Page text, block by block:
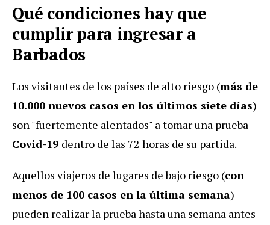
Qué condiciones hay que
cumplir para ingresar a
Barbados
Los visitantes de los países de alto riesgo (más de
10.000 nuevos casos en los últimos siete días)
son "fuertemente alentados" a tomar una prueba
Covid-19 dentro de las 72 horas de su partida.
Aquellos viajeros de lugares de bajo riesgo (con
menos de 100 casos en la última semana)
pueden realizar la prueba hasta una semana antes